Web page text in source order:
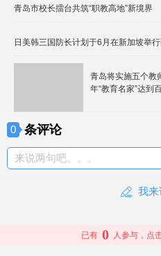
青岛市校长擂台共筑“职教高地”新境界
日美韩三国防长计划于6月在新加坡举
青岛将实施五个教
年“教育名家”达到
0 条评论
来说两句吧。。。
我来
已有 0 人参与，点